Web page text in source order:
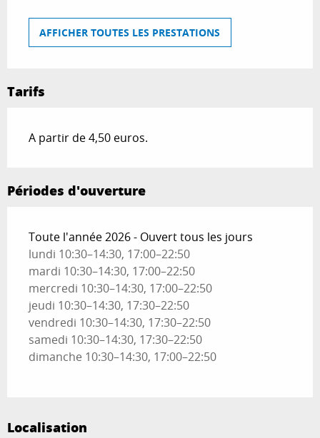
AFFICHER TOUTES LES PRESTATIONS
Tarifs
A partir de 4,50 euros.
Périodes d'ouverture
Toute l'année 2026 - Ouvert tous les jours
lundi 10:30–14:30, 17:00–22:50
mardi 10:30–14:30, 17:00–22:50
mercredi 10:30–14:30, 17:00–22:50
jeudi 10:30–14:30, 17:30–22:50
vendredi 10:30–14:30, 17:30–22:50
samedi 10:30–14:30, 17:30–22:50
dimanche 10:30–14:30, 17:00–22:50
Localisation